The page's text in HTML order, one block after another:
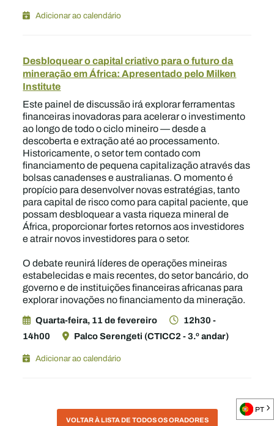
Adicionar ao calendário
Desbloquear o capital criativo para o futuro da
mineração em África: Apresentado pelo Milken
Institute
Este painel de discussão irá explorar ferramentas
financeiras inovadoras para acelerar o investimento
ao longo de todo o ciclo mineiro — desde a
descoberta e extração até ao processamento.
Historicamente, o setor tem contado com
financiamento de pequena capitalização através das
bolsas canadenses e australianas. O momento é
propício para desenvolver novas estratégias, tanto
para capital de risco como para capital paciente, que
possam desbloquear a vasta riqueza mineral de
África, proporcionar fortes retornos aos investidores
e atrair novos investidores para o setor.
O debate reunirá líderes de operações mineiras
estabelecidas e mais recentes, do setor bancário, do
governo e de instituições financeiras africanas para
explorar inovações no financiamento da mineração.
Quarta-feira, 11 de fevereiro
12h30 -
14h00
Palco Serengeti (CTICC2 - 3.º andar)
Adicionar ao calendário
VOLTAR À LISTA DE TODOS OS ORADORES
PT